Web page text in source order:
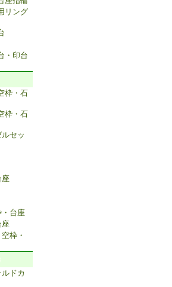
リング
・印台
枠・石
枠・石
セッ
台座
枠・
ドカ